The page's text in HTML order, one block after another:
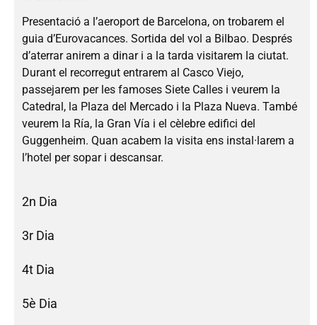
Presentació a l’aeroport de Barcelona, on trobarem el
guia d’Eurovacances. Sortida del vol a Bilbao. Després
d’aterrar anirem a dinar i a la tarda visitarem la ciutat.
Durant el recorregut entrarem al Casco Viejo,
passejarem per les famoses Siete Calles i veurem la
Catedral, la Plaza del Mercado i la Plaza Nueva. També
veurem la Ría, la Gran Vía i el cèlebre edifici del
Guggenheim. Quan acabem la visita ens instal·larem a
l’hotel per sopar i descansar.
2n Dia
3r Dia
4t Dia
5è Dia